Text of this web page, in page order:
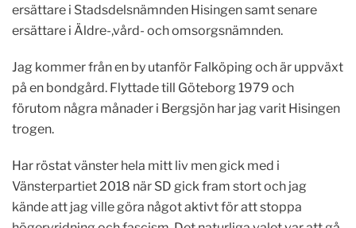
ersättare i Stadsdelsnämnden Hisingen samt senare
ersättare i Äldre-,vård- och omsorgsnämnden.
Jag kommer från en by utanför Falköping och är uppväxt
på en bondgård. Flyttade till Göteborg 1979 och
förutom några månader i Bergsjön har jag varit Hisingen
trogen.
Har röstat vänster hela mitt liv men gick med i
Vänsterpartiet 2018 när SD gick fram stort och jag
kände att jag ville göra något aktivt för att stoppa